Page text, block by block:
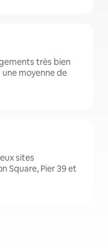
très bien
moyenne de
sites
Square, Pier 39 et